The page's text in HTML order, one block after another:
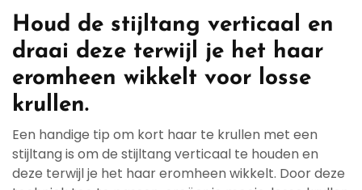
Houd de stijltang verticaal en
draai deze terwijl je het haar
eromheen wikkelt voor losse
krullen.
Een handige tip om kort haar te krullen met een
stijltang is om de stijltang verticaal te houden en
deze terwijl je het haar eromheen wikkelt. Door deze